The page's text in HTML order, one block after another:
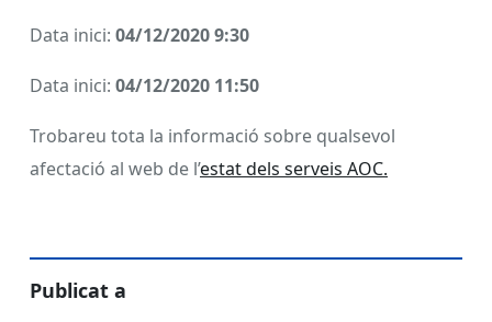
Data inici: 04/12/2020 9:30
Data inici: 04/12/2020 11:50
Trobareu tota la informació sobre qualsevol
afectació al web de l’estat dels serveis AOC.
Publicat a